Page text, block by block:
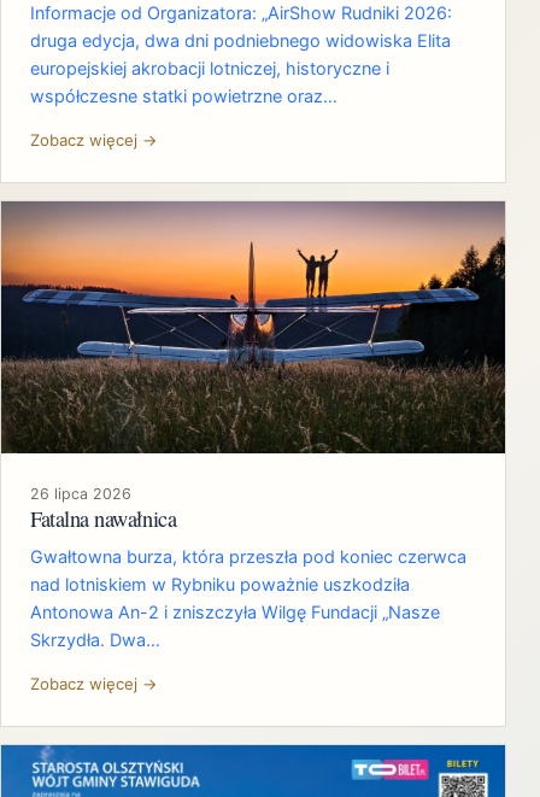
Informacje od Organizatora: „AirShow Rudniki 2026:
druga edycja, dwa dni podniebnego widowiska Elita
europejskiej akrobacji lotniczej, historyczne i
współczesne statki powietrzne oraz…
Zobacz więcej →
26 lipca 2026
Fatalna nawałnica
Gwałtowna burza, która przeszła pod koniec czerwca
nad lotniskiem w Rybniku poważnie uszkodziła
Antonowa An-2 i zniszczyła Wilgę Fundacji „Nasze
Skrzydła. Dwa…
Zobacz więcej →